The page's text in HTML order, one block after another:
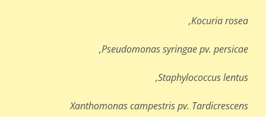
Kocuria rosea,
Pseudomonas syringae pv. persicae,
Staphylococcus lentus,
Xanthomonas campestris pv. Tardicrescens